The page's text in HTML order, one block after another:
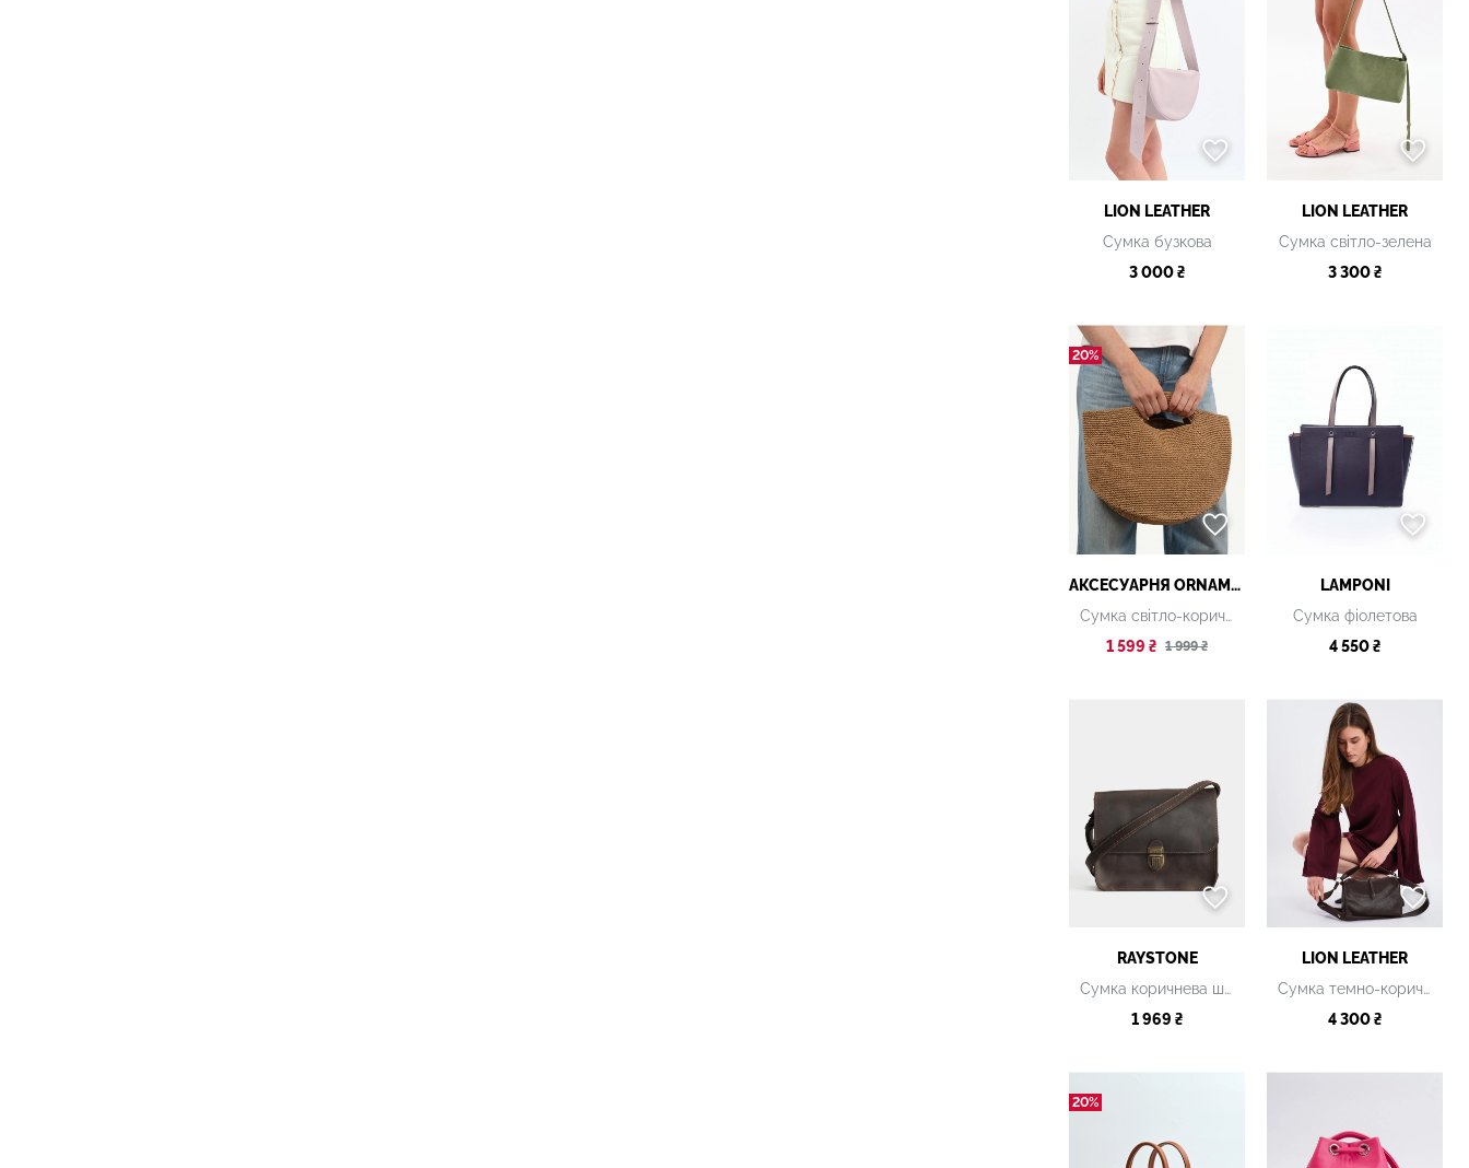
LION LEATHER
Сумка бузкова
3 000 ₴
LION LEATHER
Сумка світло-зелена
3 300 ₴
20%
АКСЕСУАРНЯ ОRNAMENT
Сумка світло-коричнева
1 599 ₴ 1 999 ₴
LAMPONI
Сумка фіолетова
4 550 ₴
RAYSTONE
Сумка коричнева шкіряна
1 969 ₴
LION LEATHER
Сумка темно-коричнева
4 300 ₴
20%